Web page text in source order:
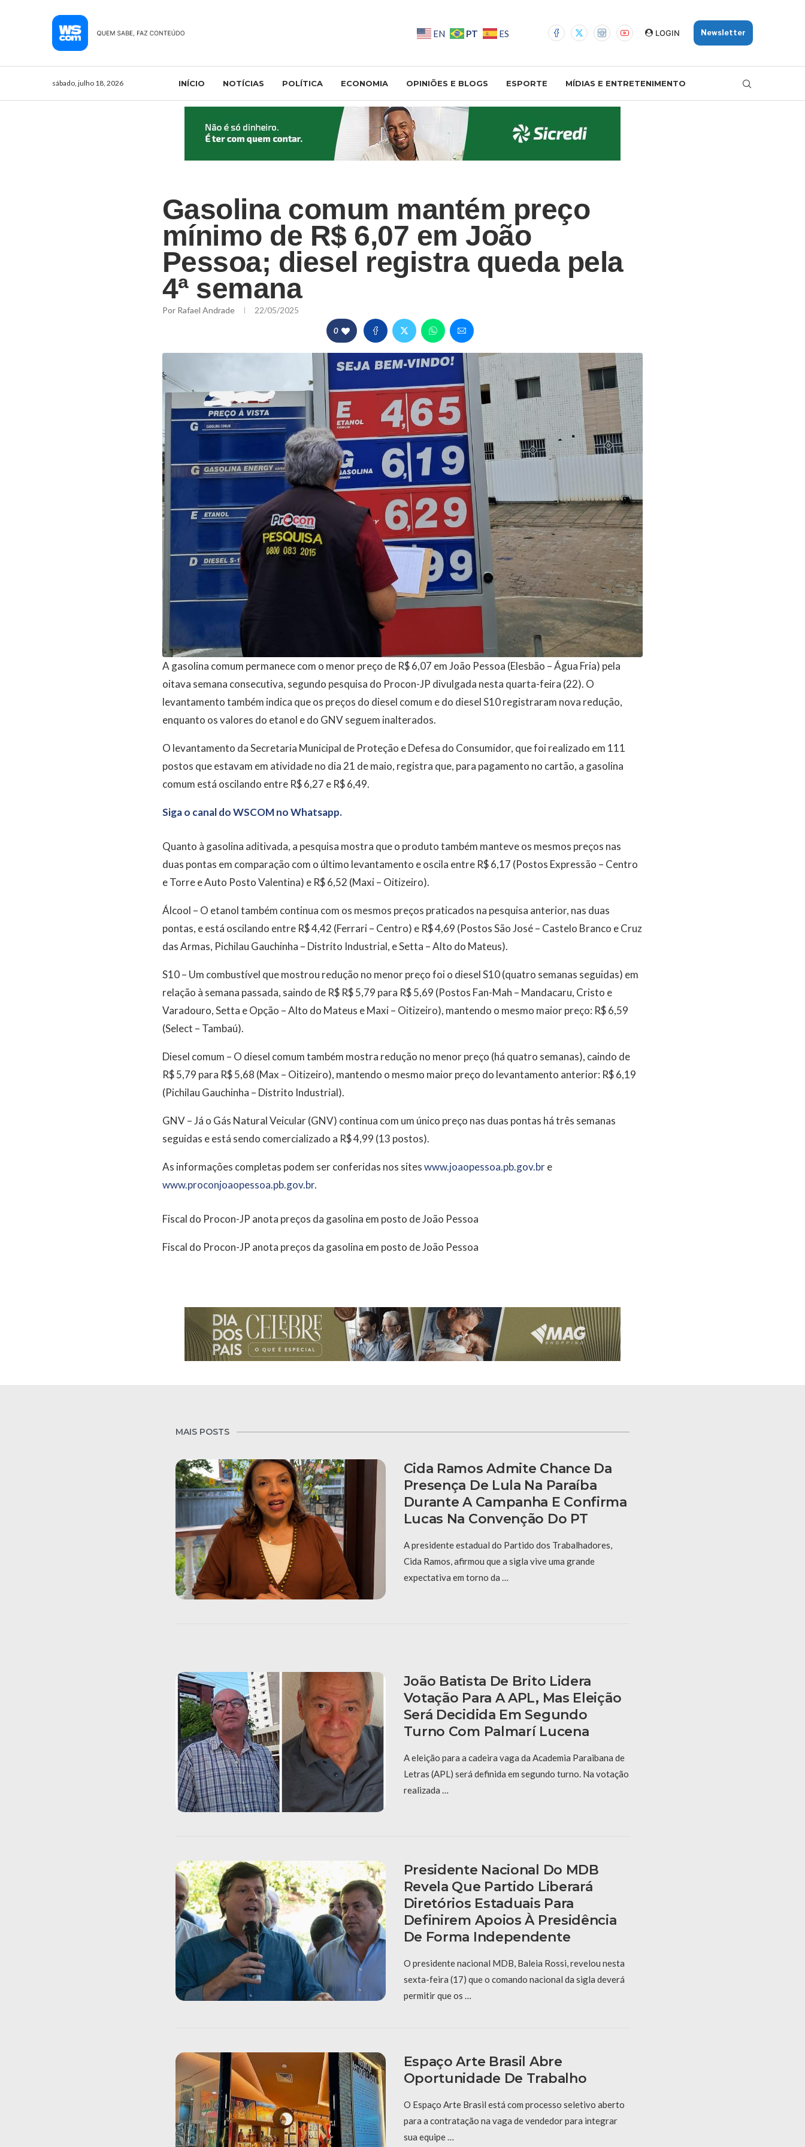
EN PT ES LOGIN Newsletter
sábado, julho 18, 2026 INÍCIO NOTÍCIAS POLÍTICA ECONOMIA OPINIÕES E BLOGS ESPORTE MÍDIAS E ENTRETENIMENTO
Gasolina comum mantém preço
mínimo de R$ 6,07 em João
Pessoa; diesel registra queda pela
4ª semana
Por Rafael Andrade 22/05/2025
0
A gasolina comum permanece com o menor preço de R$ 6,07 em João Pessoa (Elesbão – Água Fria) pela
oitava semana consecutiva, segundo pesquisa do Procon-JP divulgada nesta quarta-feira (22). O
levantamento também indica que os preços do diesel comum e do diesel S10 registraram nova redução,
enquanto os valores do etanol e do GNV seguem inalterados.
O levantamento da Secretaria Municipal de Proteção e Defesa do Consumidor, que foi realizado em 111
postos que estavam em atividade no dia 21 de maio, registra que, para pagamento no cartão, a gasolina
comum está oscilando entre R$ 6,27 e R$ 6,49.
Siga o canal do WSCOM no Whatsapp.
Quanto à gasolina aditivada, a pesquisa mostra que o produto também manteve os mesmos preços nas
duas pontas em comparação com o último levantamento e oscila entre R$ 6,17 (Postos Expressão – Centro
e Torre e Auto Posto Valentina) e R$ 6,52 (Maxi – Oitizeiro).
Álcool – O etanol também continua com os mesmos preços praticados na pesquisa anterior, nas duas
pontas, e está oscilando entre R$ 4,42 (Ferrari – Centro) e R$ 4,69 (Postos São José – Castelo Branco e Cruz
das Armas, Pichilau Gauchinha – Distrito Industrial, e Setta – Alto do Mateus).
S10 – Um combustível que mostrou redução no menor preço foi o diesel S10 (quatro semanas seguidas) em
relação à semana passada, saindo de R$ R$ 5,79 para R$ 5,69 (Postos Fan-Mah – Mandacaru, Cristo e
Varadouro, Setta e Opção – Alto do Mateus e Maxi – Oitizeiro), mantendo o mesmo maior preço: R$ 6,59
(Select – Tambaú).
Diesel comum – O diesel comum também mostra redução no menor preço (há quatro semanas), caindo de
R$ 5,79 para R$ 5,68 (Max – Oitizeiro), mantendo o mesmo maior preço do levantamento anterior: R$ 6,19
(Pichilau Gauchinha – Distrito Industrial).
GNV – Já o Gás Natural Veicular (GNV) continua com um único preço nas duas pontas há três semanas
seguidas e está sendo comercializado a R$ 4,99 (13 postos).
As informações completas podem ser conferidas nos siteswww.joaopessoa.pb.gov.bre
www.proconjoaopessoa.pb.gov.br.
Fiscal do Procon-JP anota preços da gasolina em posto de João Pessoa
Fiscal do Procon-JP anota preços da gasolina em posto de João Pessoa
MAIS POSTS
Cida Ramos Admite Chance Da
Presença De Lula Na Paraíba
Durante A Campanha E Confirma
Lucas Na Convenção Do PT
A presidente estadual do Partido dos Trabalhadores,
Cida Ramos, afirmou que a sigla vive uma grande
expectativa em torno da …
João Batista De Brito Lidera
Votação Para A APL, Mas Eleição
Será Decidida Em Segundo
Turno Com Palmarí Lucena
A eleição para a cadeira vaga da Academia Paraibana de
Letras (APL) será definida em segundo turno. Na votação
realizada …
Presidente Nacional Do MDB
Revela Que Partido Liberará
Diretórios Estaduais Para
Definirem Apoios À Presidência
De Forma Independente
O presidente nacional MDB, Baleia Rossi, revelou nesta
sexta-feira (17) que o comando nacional da sigla deverá
permitir que os …
Espaço Arte Brasil Abre
Oportunidade De Trabalho
O Espaço Arte Brasil está com processo seletivo aberto
para a contratação na vaga de vendedor para integrar
sua equipe …